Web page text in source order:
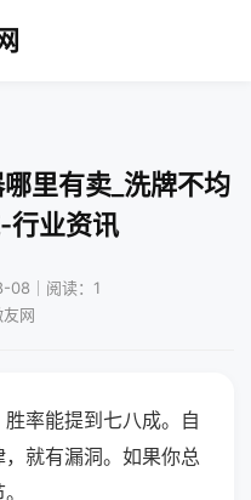
里有卖_洗牌不均
行业资讯
08｜阅读：1
网
率能提到七八成。自
就有漏洞。如果你总